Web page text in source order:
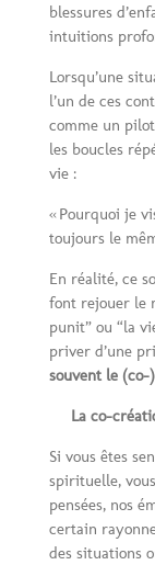
blessures
intuitions
Lorsqu’une
l’un de ces
comme un
les boucles
vie :
« Pourquoi je
toujours le
En réalité, ce
font rejouer le
punit” ou “la
priver d’une
souvent le (co-
La co-
Si vous êtes
spirituelle,
pensées, nos
certain
des situations